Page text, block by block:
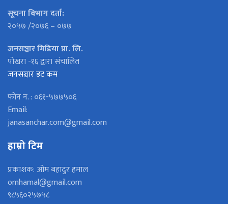
सूचना बिभाग दर्ता:
२०५७ /२०७६ – ०७७
जनसञ्चार मिडिया प्रा. लि.
पोखरा -१६ द्वारा संचालित
जनसञ्चार डट कम
फोन न. : ०६१-५७७५०६
Email:
janasanchar.com@gmail.com
हाम्रो टिम
प्रकाशक: ओम बहादुर हमाल
omhamal@gmail.com
९८५६०२५७५८